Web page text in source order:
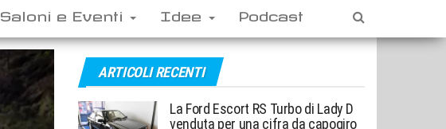
Saloni e Eventi Idee Podcast
ARTICOLI RECENTI
La Ford Escort RS Turbo di Lady D
venduta per una cifra da capogiro